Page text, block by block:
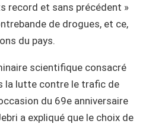
record et sans précédent »
de drogues, et ce,
du pays.
scientifique consacré
la lutte contre le trafic de
du 69e anniversaire
a expliqué que le choix de